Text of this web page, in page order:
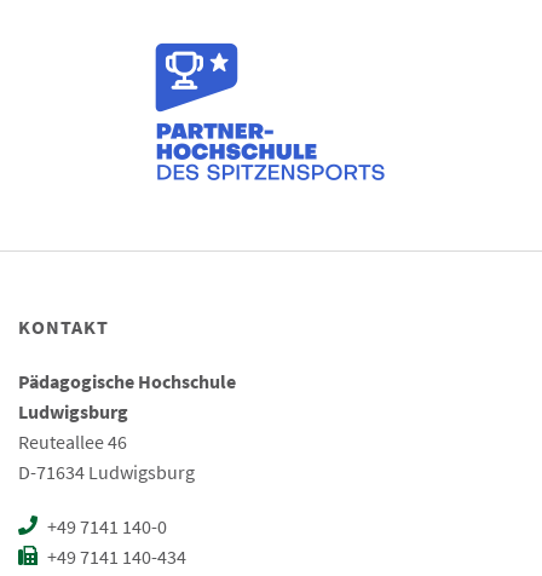
KONTAKT
Pädagogische Hochschule
Ludwigsburg
Reuteallee 46
D-71634 Ludwigsburg
+49 7141 140-0
+49 7141 140-434